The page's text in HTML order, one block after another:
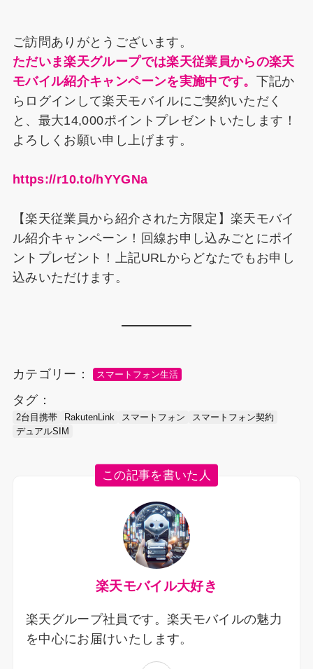
o
o
k
s
n
y
ご訪問ありがとうございます。
ただいま楽天グループでは楽天従業員からの楽天
モバイル紹介キャンペーンを実施中です。 下記か
らログインして楽天モバイルにご契約いただく
と、最大14,000ポイントプレゼントいたします！
よろしくお願い申し上げます。
https://r10.to/hYYGNa
【楽天従業員から紹介された方限定】楽天モバイ
ル紹介キャンペーン！回線お申し込みごとにポイ
ントプレゼント！上記URLからどなたでもお申し
込みいただけます。
カテゴリー： スマートフォン生活
タグ：
2台目携帯 RakutenLink スマートフォン
スマートフォン契約
デュアルSIM
この記事を書いた人
楽天モバイル大好き
楽天グループ社員です。楽天モバイルの魅力
を中心にお届けいたします。